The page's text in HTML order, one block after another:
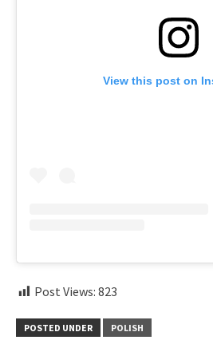
View this post on
Post Views: 823
POSTED UNDER POLISH